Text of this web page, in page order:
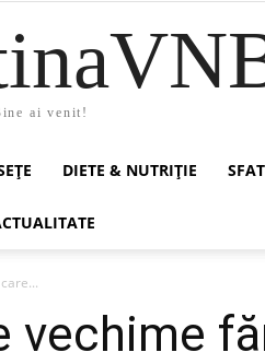
ai venit!
DIETE & NUTRIȚIE
vechime